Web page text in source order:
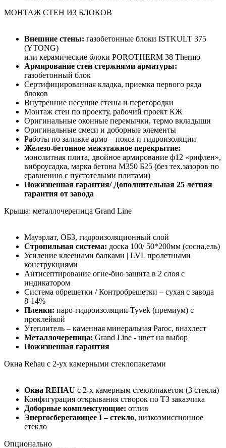
МОНТАЖ СТЕН ИЗ БЛОКОВ
Внешние стены: газобетонные блоки ISTKULT 375
(YTONG)
или керамические блоки POROTHERM 38 Thermo
Армирование стен стержнями арматуры:
газобетонный блок
Сертифицированная кладка, приемка первого ряда
блоков
Внутренние несущие стены и перегородки
Монтаж стен по проекту, рабочий проект КЖ
Оригинальные оконные перемычки, термо вкладыши
Оригинальные смеси и доборные элементы
Работы по заливке армо – пояса и гидроизоляции
Железо-бетонное межэтажное перекрытие:
монолитная плита, двойное армирование ф12 «рифлен»,
виброусадка, марка бетона М350 Б25 (без тех.зазоров по
сравнению с пустотелыми плитами)
Пожизненная гарантия/ Дополнительная 25 летняя
гарантия от завода
Крыша: металлочерепица Grand Line
Мауэрлат, ОБЗ, гидроизоляционный слой
Стропильная система: доска 100/ 50*200мм (сосна,ель)
Усиление клееными балками | LVL пролетными
конструкциями
Антисептирование огне-био защита в 2 слоя с
индикатором
Система обрешетки / Контробрешетки – сухая с завода
8-14%
Пленки: паро-гидроизоляции Tyvek (премиум) с
проклейкой
Утеплитель – каменная минеральная Paroc, внахлест
Металлочерепица: Grand Line - цвет на выбор
Пожизненная гарантия
Окна Rehau c 2-ух камерными стеклопакетами
Окна REHAU с 2-х камерным стеклопакетом (3 стекла)
Конфигурация открывания створок по ТЗ заказчика
Доборные комплектующие: отлив
Энергосберегающее I – стекло, низкоэмиссионное
стекло
Опционально